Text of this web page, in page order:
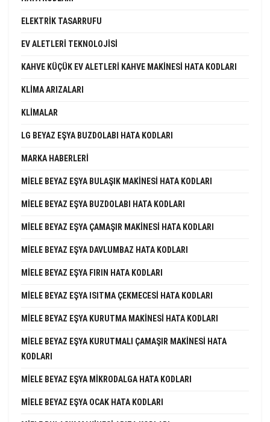
ELEKTRIK TASARRUFU
EV ALETLERI TEKNOLOJISI
KAHVE KÜÇÜK EV ALETLERI KAHVE MAKINESI HATA KODLARI
KLIMA ARIZALARI
KLIMALAR
LG BEYAZ EŞYA BUZDOLABI HATA KODLARI
MARKA HABERLERI
MIELE BEYAZ EŞYA BULAŞIK MAKINESI HATA KODLARI
MIELE BEYAZ EŞYA BUZDOLABI HATA KODLARI
MIELE BEYAZ EŞYA ÇAMAŞIR MAKINESI HATA KODLARI
MIELE BEYAZ EŞYA DAVLUMBAZ HATA KODLARI
MIELE BEYAZ EŞYA FIRIN HATA KODLARI
MIELE BEYAZ EŞYA ISITMA ÇEKMECESI HATA KODLARI
MIELE BEYAZ EŞYA KURUTMA MAKINESI HATA KODLARI
MIELE BEYAZ EŞYA KURUTMALI ÇAMAŞIR MAKINESI HATA
KODLARI
MIELE BEYAZ EŞYA MIKRODALGA HATA KODLARI
MIELE BEYAZ EŞYA OCAK HATA KODLARI